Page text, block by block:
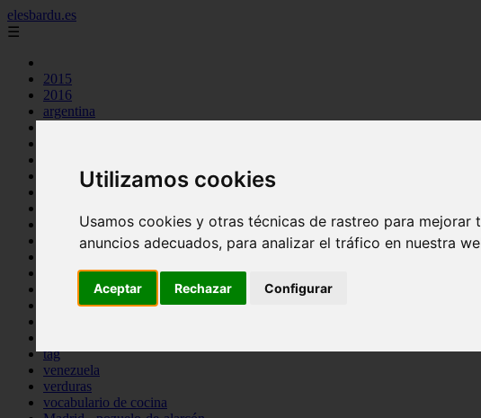
Utilizamos cookies
Usamos cookies y otras técnicas de rastreo para
anuncios adecuados, para analizar el tráfico en nuestra
Aceptar Rechazar Configurar
elesbardu.es
☰
2015
2016
argentina
cocina casera
comidas
huevos
mariscos
postres
tag
venezuela
verduras
vocabulario de cocina